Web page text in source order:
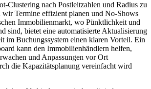
Clustering nach Postleitzahlen und Radius zu
wir Termine effizient planen und No-Shows
Immobilienmarkt, wo Pünktlichkeit und
sind, bietet eine automatisierte Aktualisierung
im Buchungssystem einen klaren Vorteil. Ein
kann den Immobilienhändlern helfen,
und Anpassungen vor Ort
die Kapazitätsplanung vereinfacht wird